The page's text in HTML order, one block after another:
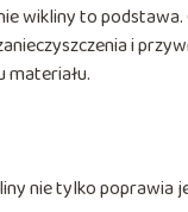
wikliny to
i
materiału.
nie tylko poprawia